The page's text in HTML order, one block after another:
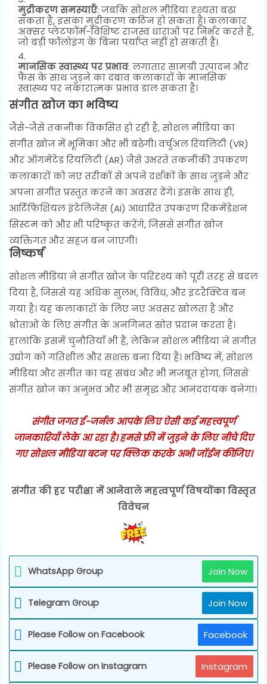
मुद्रीकरण समस्याएँ: जबकि सोशल मीडिया दृश्यता बढ़ा
सकता है, इसका मुद्रीकरण कठिन हो सकता है। कलाकार
अक्सर प्लेटफॉर्म-विशिष्ट राजस्व धाराओं पर निर्भर करते हैं,
जो बड़ी फॉलोइंग के बिना पर्याप्त नहीं हो सकती हैं।
मानसिक स्वास्थ्य पर प्रभाव: लगातार सामग्री उत्पादन और
फैंस के साथ जुड़ने का दबाव कलाकारों के मानसिक
स्वास्थ्य पर नकारात्मक प्रभाव डाल सकता है।
संगीत खोज का भविष्य
जैसे-जैसे तकनीक विकसित हो रही है, सोशल मीडिया का
संगीत खोज में भूमिका और भी बढ़ेगी। वर्चुअल रियलिटी (VR)
और ऑगमेंटेड रियलिटी (AR) जैसे उभरते तकनीकी उपकरण
कलाकारों को नए तरीकों से अपने दर्शकों के साथ जुड़ने और
अपना संगीत प्रस्तुत करने का अवसर देंगे। इसके साथ ही,
आर्टिफिशियल इंटेलिजेंस (AI) आधारित उपकरण रिकमेंडेशन
सिस्टम को और भी परिष्कृत करेंगे, जिससे संगीत खोज
व्यक्तिगत और सहज बन जाएगी।
निष्कर्ष
सोशल मीडिया ने संगीत खोज के परिदृश्य को पूरी तरह से बदल
दिया है, जिससे यह अधिक सुलभ, विविध, और इंटरैक्टिव बन
गया है। यह कलाकारों के लिए नए अवसर खोलता है और
श्रोताओं के लिए संगीत के अनगिनत स्रोत प्रदान करता है।
हालांकि इसमें चुनौतियाँ भी हैं, लेकिन सोशल मीडिया ने संगीत
उद्योग को गतिशील और सशक्त बना दिया है। भविष्य में, सोशल
मीडिया और संगीत का यह संबंध और भी मजबूत होगा, जिससे
संगीत खोज का अनुभव और भी समृद्ध और आनंददायक बनेगा।
संगीत जगत ई-जर्नल आपके लिए ऐसी कई महत्त्वपूर्ण
जानकारियाँ लेके आ रहा है। हमसे फ्री में जुड़ने के लिए नीचे दिए
गए सोशल मीडिया बटन पर क्लिक करके अभी जॉईन कीजिए।
संगीत की हर परीक्षा में आनेवाले महत्वपूर्ण विषयोंका विस्तृत
विवेचन
WhatsApp Group Join Now
Telegram Group Join Now
Please Follow on Facebook Facebook
Please Follow on Instagram Instagram